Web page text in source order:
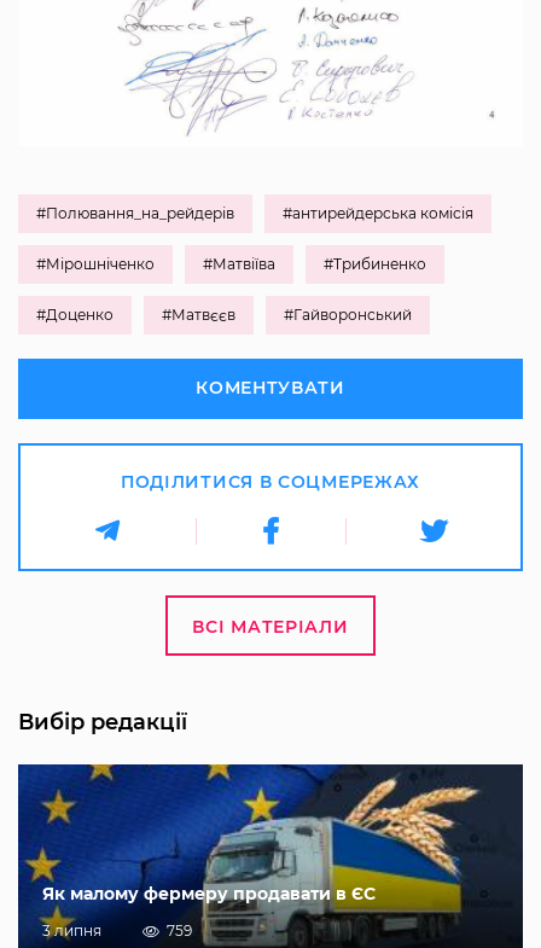
#Полювання_на_рейдерів #антирейдерська комісія
#Мірошніченко #Матвіїва #Трибиненко
#Доценко #Матвєєв #Гайворонський
КОМЕНТУВАТИ
ПОДІЛИТИСЯ В СОЦМЕРЕЖАХ
ВСІ МАТЕРІАЛИ
Вибір редакції
Як малому фермеру продавати в ЄС
3 липня 759